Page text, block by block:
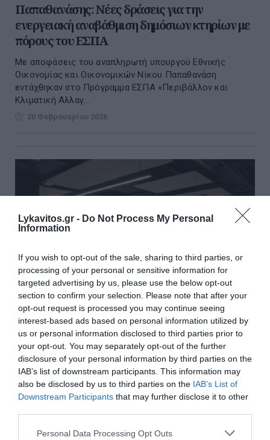
Lykavitos.gr - Do Not Process My Personal
Information
If you wish to opt-out of the sale, sharing to third parties, or
processing of your personal or sensitive information for
targeted advertising by us, please use the below opt-out
section to confirm your selection. Please note that after your
opt-out request is processed you may continue seeing
interest-based ads based on personal information utilized by
us or personal information disclosed to third parties prior to
your opt-out. You may separately opt-out of the further
disclosure of your personal information by third parties on the
IAB’s list of downstream participants. This information may
also be disclosed by us to third parties on the IAB’s List of
Downstream Participants that may further disclose it to other
Please note that this website/app uses one or more Google
Personal Data Processing Opt Outs
Παπαθανάσης: Νέες δράσεις για την
ενεργειακή αναβάθμιση δημόσιων κτηρίων με
πόρους του ΕΣΠΑ
Με αποφάσεις του αναπληρωτή υπουργού Εθνικής
Οικονομίας και Οικονομικών Νίκου Παπαθανάση
εντάχθηκαν στο Πρόγραμμα ΕΣΠΑ «Περιβάλλον και
Κλιματική Αλλαγ...
20 Φεβρουαρίου 2026
Υπουργείο Ανάπτυξης: Παρατείνεται ξανά το
πλαφόν 3% για την αναπροσαρμογή των
εμπορικών μισθωμάτων
Παρατείνεται ξανά το πλαφόν 3% για την αναπροσαρμογή
Ανάπτυξης μ...